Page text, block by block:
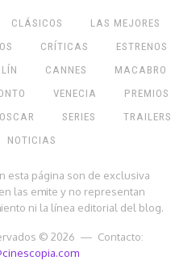
CLÁSICOS
LAS MEJORES
CRÍTICAS
ESTRENOS
CANNES
MACABRO
VENECIA
PREMIOS
OSCAR SERIES
TRAILERS
NOTICIAS
esta página son de exclusiva
las emite y no representan
ni la línea editorial del blog.
© 2026 — Contacto: